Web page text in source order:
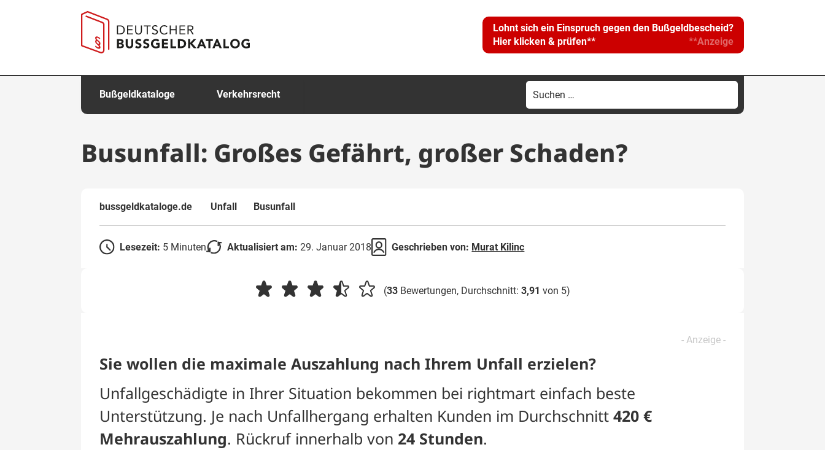
Lohnt sich ein Einspruch gegen den Bußgeldbescheid?
Hier klicken & prüfen**
**Anzeige
Bußgeldkataloge Verkehrsrecht
Suchen
nach:
Busunfall: Großes Gefährt, großer Schaden?
bussgeldkataloge.de Unfall Busunfall
Lesezeit: 5 Minuten Aktualisiert am: 29. Januar 2018 Geschrieben von: Murat Kilinc
(33 Bewertungen, Durchschnitt: 3,91 von 5)
Sie wollen die maximale Auszahlung nach Ihrem Unfall erzielen?
Unfallgeschädigte in Ihrer Situation bekommen bei rightmart einfach beste
Unterstützung. Je nach Unfallhergang erhalten Kunden im Durchschnitt 420 €
Mehrauszahlung. Rückruf innerhalb von 24 Stunden.